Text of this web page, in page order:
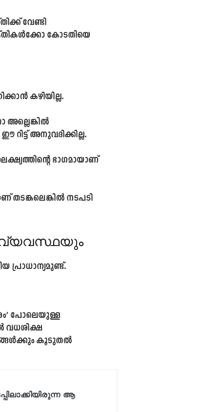
വേണ്ടി
കോടതിയെ
കഴിയില്ല.
അല്ലെങ്കിൽ
റിട്ട് അനുവദിക്കില്ല.
ഭാഗമായാണ്
തടങ്കലെങ്കിൽ നടപടി
വ്യവസ്ഥയും
പ്രാധാന്യമുണ്ട്.
പോലെയുള്ള
വധശിക്ഷ
കൂടുതൽ